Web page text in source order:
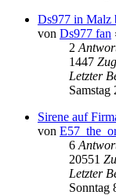
Ds977 in Malz
von Ds977 fan
2
1447
Letzter
Samstag
Sirene auf
von
6
20551
Letzter
Sonntag